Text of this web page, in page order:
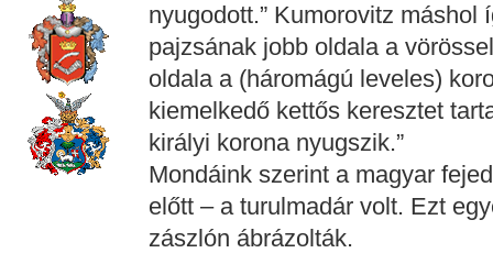
nyugodott.” Kumorovitz
pajzsának jobb oldala a
oldala a (háromágú leveles)
kiemelkedő kettős keresztet
királyi korona nyugszik.”
Mondáink szerint a magyar
előtt – a turulmadár volt. Ezt
zászlón ábrázolták.